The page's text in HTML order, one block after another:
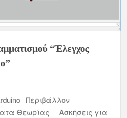
“Έλεγχος
Περιβάλλον
Θεωρίας Ασκήσεις για